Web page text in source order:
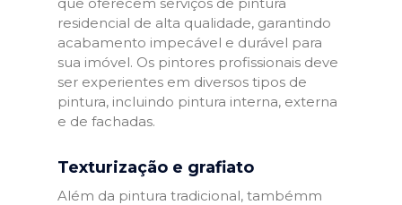
residencial de alta qualidade, garantindo
acabamento impecável e durável para
sua imóvel. Os pintores profissionais deve
ser experientes em diversos tipos de
pintura, incluindo pintura interna, externa
e de fachadas.
Texturização e grafiato
Além da pintura tradicional, tambémm